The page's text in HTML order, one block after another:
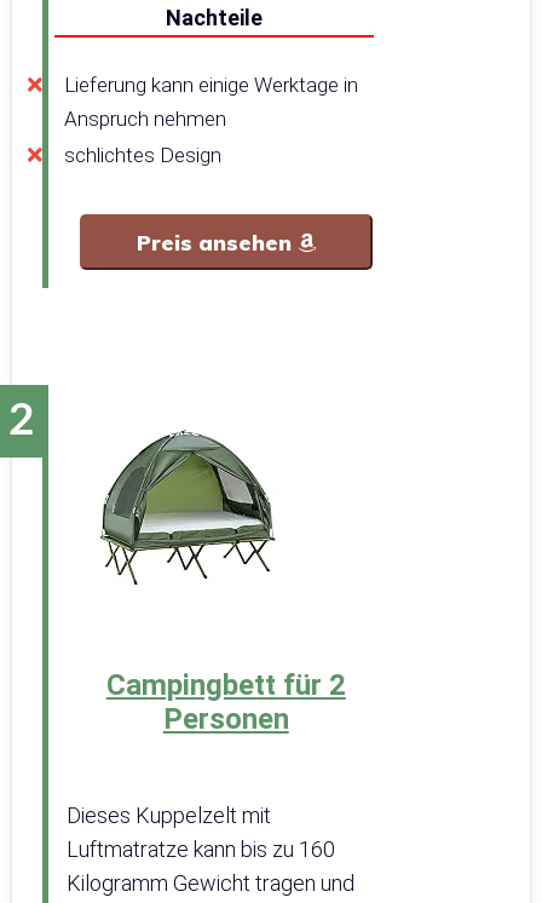
Nachteile
Lieferung kann einige Werktage in
Anspruch nehmen
schlichtes Design
Preis ansehen
Campingbett für 2
Personen
Dieses Kuppelzelt mit
Luftmatratze kann bis zu 160
Kilogramm Gewicht tragen und